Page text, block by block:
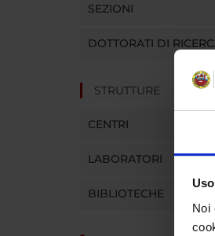
Noi
SEZIONI
DOTTORATI DI
STRUTTURE
CENTRI
LABORATORI
BIBLIOTECHE